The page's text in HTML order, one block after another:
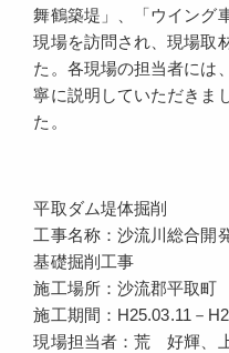
舞鶴築堤」、「ウイング
現場を訪問され、現場取
た。各現場の担当者には
寧に説明していただきま
た。
平取ダム堤体掘削
工事名称：沙流川総合
基礎掘削工事
施工場所：沙流郡平取町
施工期間：H25.03.11－
現場担当者：荒 好輝、